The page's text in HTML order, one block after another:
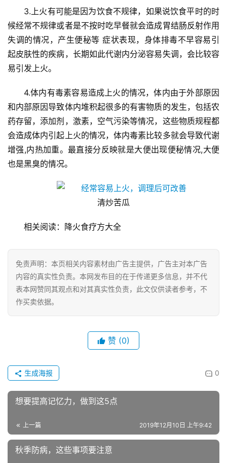
财
经
商
业
I
科
技
经
网
娱
乐
综
艺
家
具
亲
子
3.上火有可能是因为饮食不规律，如果说饮食平时的时
候经常不规律或者是不按时吃早餐就会造成胃结肠反射作用
失调的情况，产生便秘等 症状表现，身体排毒不早容易引
起皮肤性的疾病，长期如此代谢内分泌容易失调，会比较容
易引发上火。
4.体内有毒素容易造成上火的情况，体内由于外部原因
和内部原因导致体内堆积起很多的有害物质的发生，包括农
药存留，添加剂，激素，空气污染等情况，这些物质规程都
会造成体内引起上火的情况，体内毒素比较多就会导致代谢
增强,内热加重。最直接分反映就是大便出现便秘情况,大便
也是黑臭的情况。
清炒苦瓜
相关阅读：降火食疗方大全
免责声明：本页相关内容素材由广告主提供，广告主对本广告
内容的真实性负责。本网发布目的在于传递更多信息，并不代
表本网赞同其观点和对其真实性负责，此文仅供读者参考，不
作买卖依据。
赞 (0)
0
生成海报
想要提高记忆力，做到这5点
上一篇 2019年12月10日 上午9:42
秋季防病，这些事项要注意